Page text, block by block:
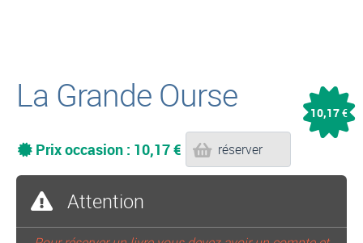
La Grande Ourse 10,17€
Prix occasion : 10,17 € réserver
Attention